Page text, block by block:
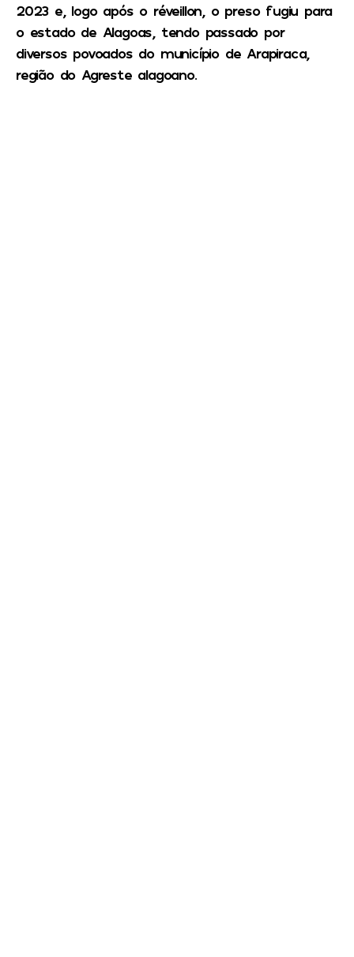
2023 e, logo após o réveillon, o preso fugiu para
o estado de Alagoas, tendo passado por
diversos povoados do município de Arapiraca,
região do Agreste alagoano.